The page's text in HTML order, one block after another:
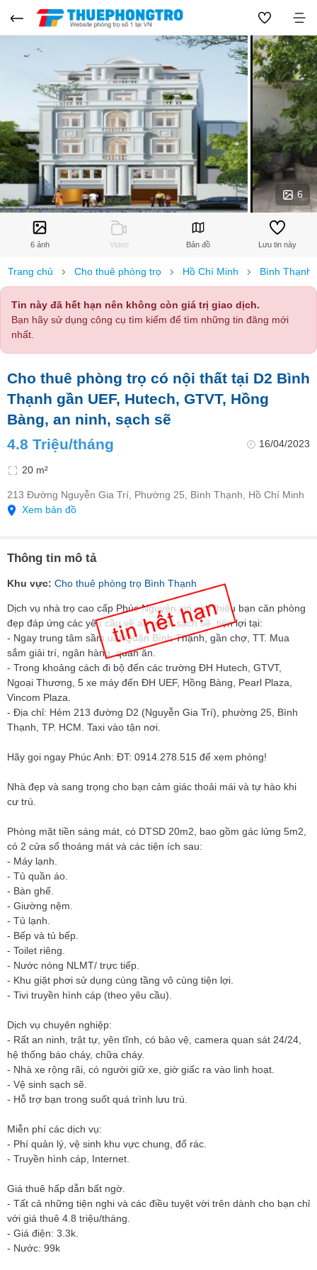
6
6 ảnh Video Bản đồ Lưu tin này
Trang chủ Cho thuê phòng trọ Hồ Chí Minh Bình Thạnh
Tin này đã hết hạn nên không còn giá trị giao dịch.
Bạn hãy sử dụng công cụ tìm kiếm để tìm những tin đăng mới
nhất.
Cho thuê phòng trọ có nội thất tại D2 Bình
Thạnh gần UEF, Hutech, GTVT, Hồng
Bàng, an ninh, sạch sẽ
4.8 Triệu/tháng
16/04/2023
20 m²
213 Đường Nguyễn Gia Trí, Phường 25, Bình Thạnh, Hồ Chí Minh
Xem bản đồ
Thông tin mô tả
Khu vực: Cho thuê phòng trọ Bình Thạnh
Dịch vụ nhà trọ cao cấp Phúc Nguyên xin giới thiệu bạn căn phòng
đẹp đáp ứng các yêu cầu về an ninh, sạch sẽ, tiện lợi tại:
- Ngay trung tâm sầm uất Quận Bình Thạnh, gần chợ, TT. Mua
sắm giải trí, ngân hàng, quán ăn.
- Trong khoảng cách đi bộ đến các trường ĐH Hutech, GTVT,
Ngoại Thương, 5 xe máy đến ĐH UEF, Hồng Bàng, Pearl Plaza,
Vincom Plaza.
- Địa chỉ: Hẻm 213 đường D2 (Nguyễn Gia Trí), phường 25, Bình
Thạnh, TP. HCM. Taxi vào tận nơi.
Hãy gọi ngay Phúc Anh: ĐT: 0914.278.515 để xem phòng!
Nhà đẹp và sang trọng cho bạn cảm giác thoải mái và tự hào khi
cư trú.
Phòng mặt tiền sáng mát, có DTSD 20m2, bao gồm gác lửng 5m2,
có 2 cửa sổ thoáng mát và các tiện ích sau:
- Máy lạnh.
- Tủ quần áo.
- Bàn ghế.
- Giường nệm.
- Tủ lạnh.
- Bếp và tủ bếp.
- Toilet riêng.
- Nước nóng NLMT/ trực tiếp.
- Khu giặt phơi sử dụng cùng tầng vô cùng tiện lợi.
- Tivi truyền hình cáp (theo yêu cầu).
Dịch vụ chuyên nghiệp:
- Rất an ninh, trật tự, yên tĩnh, có bảo vệ, camera quan sát 24/24,
hệ thống báo cháy, chữa cháy.
- Nhà xe rộng rãi, có người giữ xe, giờ giấc ra vào linh hoạt.
- Vệ sinh sạch sẽ.
- Hỗ trợ bạn trong suốt quá trình lưu trú.
Miễn phí các dịch vụ:
- Phí quản lý, vệ sinh khu vực chung, đổ rác.
- Truyền hình cáp, Internet.
Giá thuê hấp dẫn bất ngờ.
- Tất cả những tiện nghi và các điều tuyệt vời trên dành cho bạn chỉ
với giá thuê 4.8 triệu/tháng.
- Giá điện: 3.3k.
- Nước: 99k